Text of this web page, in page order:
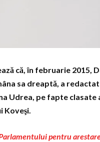
că, în februarie 2015,
sa dreaptă, a
Udrea, pe fapte clasate
Koveşi.
pentru